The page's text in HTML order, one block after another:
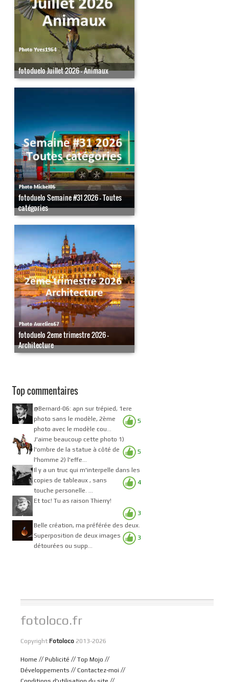
fotoduelo Juillet 2026 - Animaux
fotoduelo Semaine #31 2026 - Toutes
catégories
fotoduelo 2eme trimestre 2026 -
Architecture
Top commentaires
5
@Bernard-06: apn sur trépied, 1ere
photo sans le modèle, 2ème
photo avec le modèle cou...
5
J'aime beaucoup cette photo 1)
l'ombre de la statue à côté de
l'homme 2) l'effe...
4
Il y a un truc qui m'interpelle dans les
copies de tableaux , sans
touche personelle. ...
3
Et toc! Tu as raison Thierry!
3
Belle création, ma préférée des deux.
Superposition de deux images
détourées ou supp...
fotoloco.fr
Copyright Fotoloco 2013-2026
Home // Publicité // Top Mojo //
Développements // Contactez-moi //
//